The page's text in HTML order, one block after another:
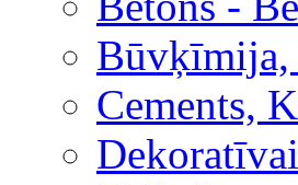
Būvķīmija,
Cements,